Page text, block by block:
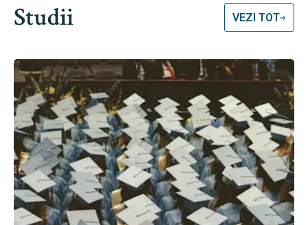
Studii VEZI TOT